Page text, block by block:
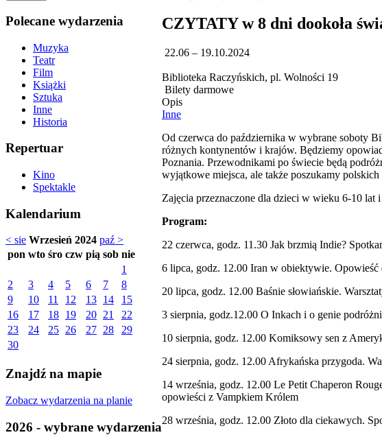
Polecane wydarzenia
Muzyka
Teatr
Film
Książki
Sztuka
Inne
Historia
Repertuar
Kino
Spektakle
Kalendarium
< sie Wrzesień 2024 paź >
pon wto śro czw pią sob nie
1
2
3 4 5 6 7
8
9
10 11 12 13 14
15
16
17 18 19 20 21
22
23
24 25 26 27 28
29
30
Znajdź na mapie
Zobacz wydarzenia na planie
2026 - wybrane wydarzenia
CZYTATY w 8 dni dookoła
22.06 – 19.10.2024
Biblioteka Raczyńskich, pl. Wolności 19
Bilety darmowe
Opis
Inne
Od czerwca do października w wybrane soboty
różnych kontynentów i krajów. Będziemy
Poznania. Przewodnikami po świecie będą
wyjątkowe miejsca, ale także poszukamy
Zajęcia przeznaczone dla dzieci w wieku 6-10 lat
Program:
22 czerwca, godz. 11.30 Jak brzmią Indie?
6 lipca, godz. 12.00 Iran w obiektywie.
20 lipca, godz. 12.00 Baśnie słowiańskie.
3 sierpnia, godz.12.00 O Inkach i o genie
10 sierpnia, godz. 12.00 Komiksowy sen z
24 sierpnia, godz. 12.00 Afrykańska przygoda.
14 września, godz. 12.00 Le Petit Chaperon
opowieści z Vampkiem Królem
28 września, godz. 12.00 Złoto dla ciekawych.